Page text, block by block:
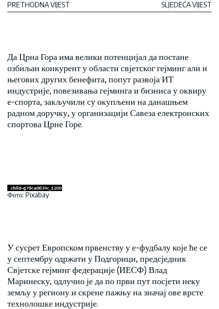
PRETHODNA VIJEST SLJEDEĆA VIJEST
Да Црна Гора има велики потенцијал да постане
озбиљан конкурент у области свјетског гејминг али и
његових других бенефита, попут развоја ИТ
индустрије, повезивања гејминга и бизниса у оквиру
е-спорта, закључили су окупљени на данашњем
радном доручку, у организацији Савеза електронских
спортова Црне Горе.
Фото: Pixabay
У сусрет Европском првенству у е-фудбалу које ће се
у септембру одржати у Подгорици, предсједник
Свјетске гејминг федерације (ИЕСФ) Влад
Маринеску, одлучио је да по први пут посјети неку
земљу у региону и скрене пажњу на значај ове врсте
технолошке индустрије.